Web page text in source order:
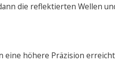
die reflektierten Wellen
eine höhere Präzision erreicht